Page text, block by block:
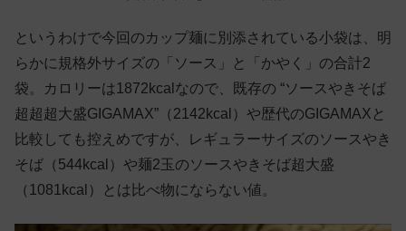
というわけで今回のカップ麺に別添されている小袋は、明
らかに規格外サイズの「ソース」と「かやく」の合計2
袋。カロリーは1872kcalなので、既存の “ソースやきそば
超超超大盛GIGAMAX”（2142kcal）や歴代のGIGAMAXと
比較しても控えめですが、レギュラーサイズのソースやき
そば（544kcal）や麺2玉のソースやきそば超大盛
（1081kcal）とは比べ物にならない値。